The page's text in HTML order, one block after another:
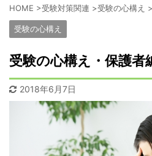
HOME >受験対策関連 >受験の心構え >
受験の心構え
受験の心構え・保護者
2018年6月7日